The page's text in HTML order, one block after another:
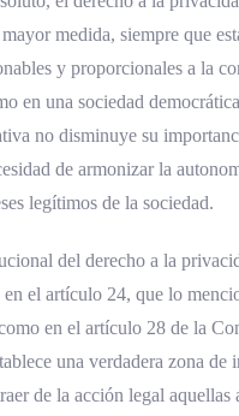
medida, siempre que
y proporcionales a la
en una sociedad
no disminuye su
de armonizar la
legítimos de la sociedad.
del derecho a la
en el artículo 24, que lo
en el artículo 28 de la
una verdadera zona de
de la acción legal aquellas